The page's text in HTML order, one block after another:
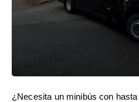
¿Necesita un minibús con